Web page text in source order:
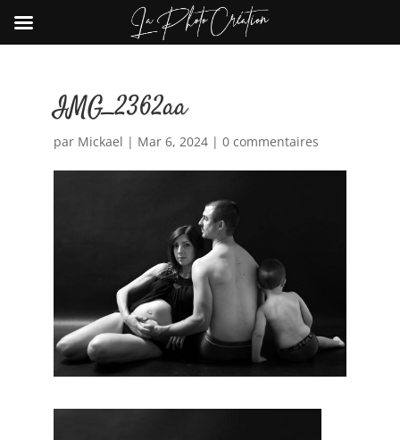
IMG_2362aa
par Mickael | Mar 6, 2024| 0 commentaires